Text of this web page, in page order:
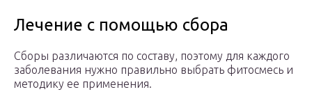
Лечение с помощью сбора
Сборы различаются по составу, поэтому для каждого
заболевания нужно правильно выбрать фитосмесь и
методику ее применения.